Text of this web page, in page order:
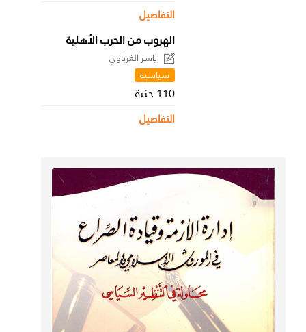
التفاصيل
الهروب من الحرب الأهلية
ياسر الغرباوي
سياسية
110 جنية
التفاصيل